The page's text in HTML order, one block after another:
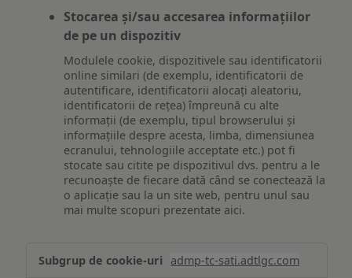
Stocarea și/sau accesarea informațiilor
de pe un dispozitiv
Modulele cookie, dispozitivele sau identificatorii
online similari (de exemplu, identificatorii de
autentificare, identificatorii alocați aleatoriu,
identificatorii de rețea) împreună cu alte
informații (de exemplu, tipul browserului și
informațiile despre acesta, limba, dimensiunea
ecranului, tehnologiile acceptate etc.) pot fi
stocate sau citite pe dispozitivul dvs. pentru a le
recunoaște de fiecare dată când se conectează la
o aplicație sau la un site web, pentru unul sau
mai multe scopuri prezentate aici.
și/sau
admp-tc-sati.adtlgc.com